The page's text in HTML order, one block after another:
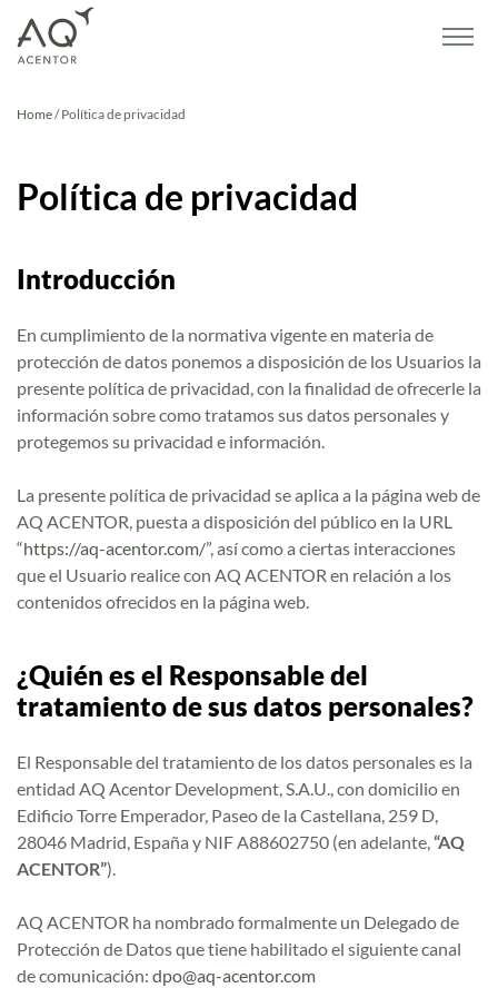
Home/Polí­tica de privacidad
Polí­tica de privacidad
Introducción
En cumplimiento de la normativa vigente en materia de
protección de datos ponemos a disposición de los Usuarios la
presente política de privacidad, con la finalidad de ofrecerle la
información sobre como tratamos sus datos personales y
protegemos su privacidad e información.
La presente política de privacidad se aplica a la página web de
AQ ACENTOR, puesta a disposición del público en la URL
“https://aq-acentor.com/”, así como a ciertas interacciones
que el Usuario realice con AQ ACENTOR en relación a los
contenidos ofrecidos en la página web.
¿Quién es el Responsable del
tratamiento de sus datos personales?
El Responsable del tratamiento de los datos personales es la
entidad AQ Acentor Development, S.A.U., con domicilio en
Edificio Torre Emperador, Paseo de la Castellana, 259 D,
28046 Madrid, España y NIF A88602750 (en adelante,“AQ
ACENTOR”).
AQ ACENTOR ha nombrado formalmente un Delegado de
Protección de Datos que tiene habilitado el siguiente canal
de comunicación: dpo@aq-acentor.com